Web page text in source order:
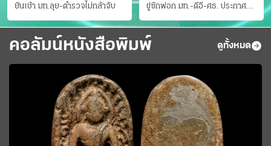
ยันเช้า มท.ลุย-ตำรวจไม่กล้าจับ
ขู่ซักฟอก มท.-ดีอี-ศธ. ประกาศ
บัญชีท้องถิ่น
คอลัมน์หนังสือพิมพ์ ดูทั้งหมด